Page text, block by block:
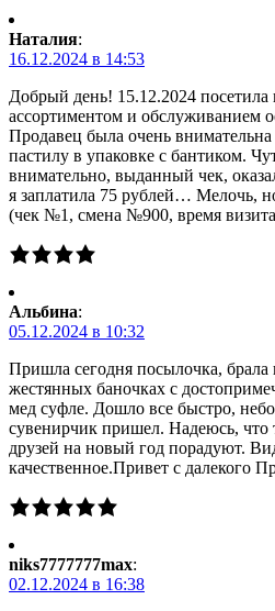
Наталия:
16.12.2024 в 14:53
Добрый день! 15.12.2024 посетила
ассортиментом и обслуживанием
Продавец была очень
пастилу в упаковке с бантиком.
внимательно, выданный чек,
я заплатила 75 рублей… Мелочь,
(чек №1, смена №900, время
Альбина:
05.12.2024 в 10:32
Пришла сегодня посылочка, брала
жестянных баночках с
мед суфле. Дошло все быстро,
сувенирчик пришел. Надеюсь, что
друзей на новый год порадуют.
качественное.Привет с далекого
niks7777777max:
02.12.2024 в 16:38